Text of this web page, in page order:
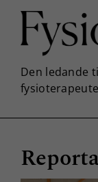
innehållet